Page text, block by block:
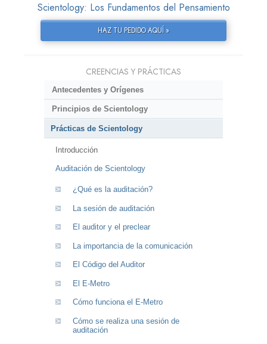
Scientology: Los Fundamentos del Pensamiento
HAZ TU PEDIDO AQUÍ »
CREENCIAS Y PRÁCTICAS
Antecedentes y Orígenes
Principios de Scientology
Prácticas de Scientology
Introducción
Auditación de Scientology
¿Qué es la auditación?
La sesión de auditación
El auditor y el preclear
La importancia de la comunicación
El Código del Auditor
El E-Metro
Cómo funciona el E-Metro
Cómo se realiza una sesión de
auditación